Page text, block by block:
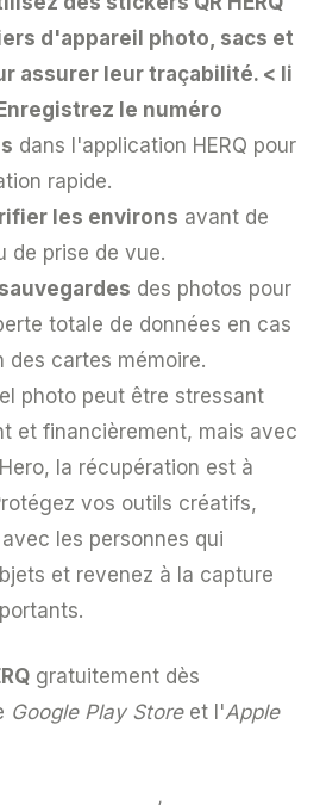
d'appareil photo, sacs et
assurer leur traçabilité. < li
le numéro
dans l'application HERQ pour
rapide.
les environs avant de
de prise de vue.
des photos pour
totale de données en cas
des cartes mémoire.
photo peut être stressant
et financièrement, mais avec
la récupération est à
vos outils créatifs,
les personnes qui
et revenez à la capture
gratuitement dès
Google Play Storeet l'Apple